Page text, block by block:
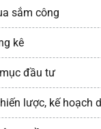
sắm công
kê
đầu tư
lược, kế hoạch